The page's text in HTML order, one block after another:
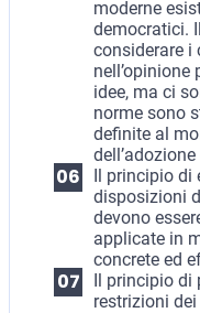
moderne
democratici.
considerare i
nell’opinione
idee, ma ci
norme sono
definite al
Il principio di
disposizioni
devono
applicate in
concrete ed
Il principio di
restrizioni